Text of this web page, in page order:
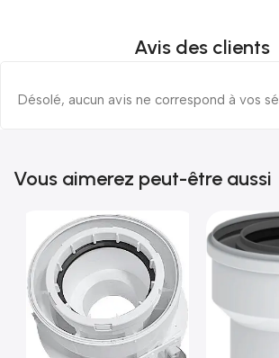
Avis des clients
Désolé, aucun avis ne correspond à vos
Vous aimerez peut-être aussi